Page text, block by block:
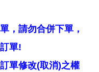
，請勿合併下單，
單!
單修改(取消)之權